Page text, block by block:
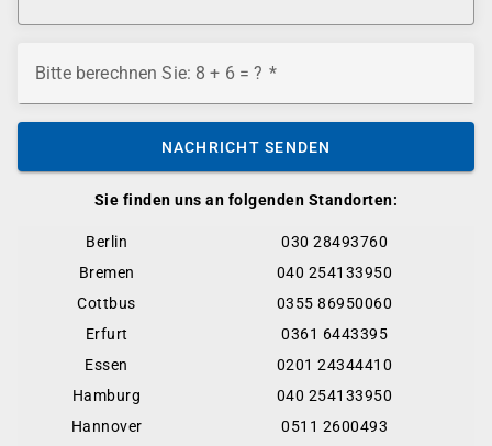
Sie finden uns an folgenden Standorten:
Berlin
030 28493760
Bremen
040 254133950
Cottbus
0355 86950060
Erfurt
0361 6443395
Essen
0201 24344410
Hamburg
040 254133950
Hannover
0511 2600493
Bitte berechnen Sie: 8 + 6 = ?
NACHRICHT SENDEN